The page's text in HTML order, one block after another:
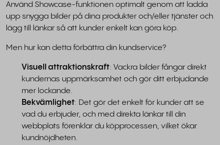
Använd Showcase-funktionen optimalt genom att ladda
upp snygga bilder på dina produkter och/eller tjänster och
lägg till länkar så att kunder enkelt kan göra köp.
Men hur kan detta förbättra din kundservice?
Visuell attraktionskraft: Vackra bilder fångar direkt
kundernas uppmärksamhet och gör ditt erbjudande
mer lockande.
Bekvämlighet: Det gör det enkelt för kunder att se
vad du erbjuder, och med direkta länkar till din
webbplats förenklar du köpprocessen, vilket ökar
kundnöjdheten.